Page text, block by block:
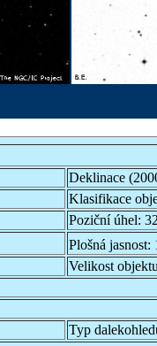
Deklinace
Klasifikace
Poziční úhel:
Plošná jasnost:
Velikost
Typ